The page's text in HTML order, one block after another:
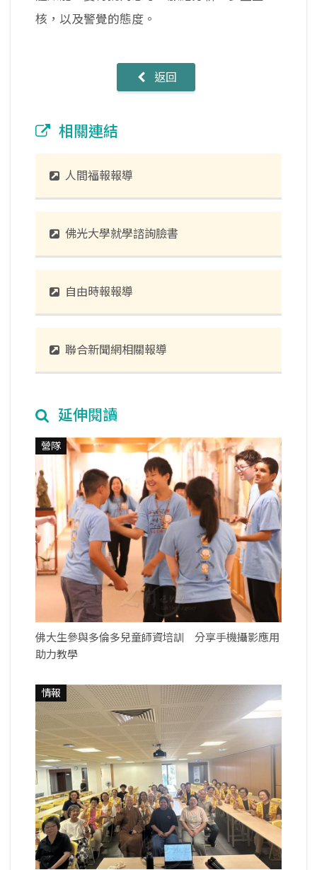
核，以及警覺的態度。
返回
相關連結
人間福報報導
佛光大學就學諮詢臉書
自由時報報導
聯合新聞網相關報導
延伸閱讀
營隊
佛大生參與多倫多兒童師資培訓 分享手機攝影應用
助力教學
情報